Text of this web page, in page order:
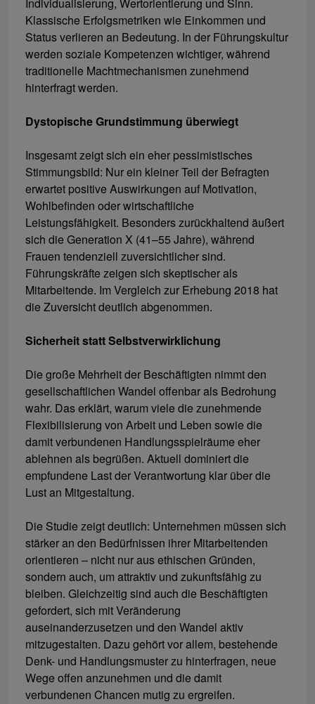
Individualisierung, Wertorientierung und Sinn.
Klassische Erfolgsmetriken wie Einkommen und
Status verlieren an Bedeutung. In der Führungskultur
werden soziale Kompetenzen wichtiger, während
traditionelle Machtmechanismen zunehmend
hinterfragt werden.
Dystopische Grundstimmung überwiegt
Insgesamt zeigt sich ein eher pessimistisches
Stimmungsbild: Nur ein kleiner Teil der Befragten
erwartet positive Auswirkungen auf Motivation,
Wohlbefinden oder wirtschaftliche
Leistungsfähigkeit. Besonders zurückhaltend äußert
sich die Generation X (41–55 Jahre), während
Frauen tendenziell zuversichtlicher sind.
Führungskräfte zeigen sich skeptischer als
Mitarbeitende. Im Vergleich zur Erhebung 2018 hat
die Zuversicht deutlich abgenommen.
Sicherheit statt Selbstverwirklichung
Die große Mehrheit der Beschäftigten nimmt den
gesellschaftlichen Wandel offenbar als Bedrohung
wahr. Das erklärt, warum viele die zunehmende
Flexibilisierung von Arbeit und Leben sowie die
damit verbundenen Handlungsspielräume eher
ablehnen als begrüßen. Aktuell dominiert die
empfundene Last der Verantwortung klar über die
Lust an Mitgestaltung.
Die Studie zeigt deutlich: Unternehmen müssen sich
stärker an den Bedürfnissen ihrer Mitarbeitenden
orientieren – nicht nur aus ethischen Gründen,
sondern auch, um attraktiv und zukunftsfähig zu
bleiben. Gleichzeitig sind auch die Beschäftigten
gefordert, sich mit Veränderung
auseinanderzusetzen und den Wandel aktiv
mitzugestalten. Dazu gehört vor allem, bestehende
Denk- und Handlungsmuster zu hinterfragen, neue
Wege offen anzunehmen und die damit
verbundenen Chancen mutig zu ergreifen.